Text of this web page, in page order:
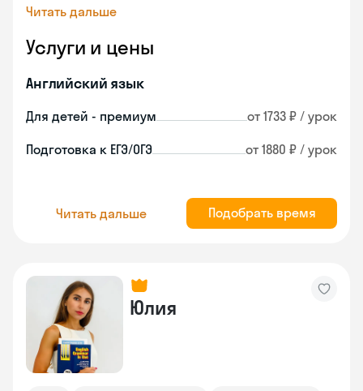
Читать дальше
Услуги и цены
Английский язык
Для детей - премиум от 1733 ₽ / урок
Подготовка к ЕГЭ/ОГЭ от 1880 ₽ / урок
Читать дальше Подобрать время
Юлия